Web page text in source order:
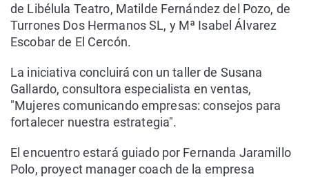
de Libélula Teatro, Matilde Fernández del Pozo, de
Turrones Dos Hermanos SL, y Mª Isabel Álvarez
Escobar de El Cercón.
La iniciativa concluirá con un taller de Susana
Gallardo, consultora especialista en ventas,
"Mujeres comunicando empresas: consejos para
fortalecer nuestra estrategia".
El encuentro estará guiado por Fernanda Jaramillo
Polo, proyect manager coach de la empresa